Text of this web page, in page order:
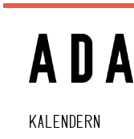
KALENDERN